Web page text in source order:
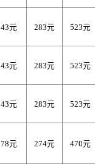
43元 283元 523元
43元 283元 523元
43元 283元 523元
78元 274元 470元